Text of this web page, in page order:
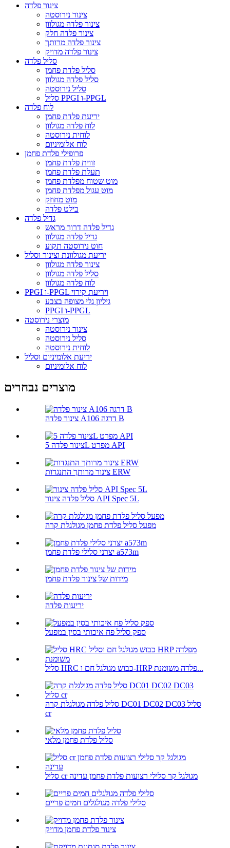
צינור פלדה
צינור נירוסטה
צינור פלדה מגולוון
צינור פלדה חלק
צינור פלדה מרותך
צינור פלדה מדויק
סליל פלדה
סליל פלדת פחמן
סליל פלדה מגולוון
סליל נירוסטה
סליל PPGI ו-PPGL
לוח פלדה
יריעת פלדת פחמן
לוח פלדה מגולוון
לוחית נירוסטה
לוח אלומיניום
פרופילי פלדת פחמן
זווית פלדת פחמן
תעלת פלדת פחמן
מוט שטוח מפלדת פחמן
מוט עגול מפלדת פחמן
מוט מחוזק
בילט פלדה
גדיל פלדה
גדיל פלדה דרוך מראש
גדיל פלדה מגולוון
חוט נירוסטה תקוע
יריעת מגולוונת וצינור וסליל
צינור פלדה מגולוון
סליל פלדה מגולוון
לוח פלדה מגולוון
PPGI ו-PPGL ויריעת קירוי
גיליון גלי מצופה בצבע
PPGI ו-PPGL
מוצרי נירוסטה
צינור נירוסטה
סליל נירוסטה
לוחית נירוסטה
יריעת אלומיניום וסליל
לוח אלומיניום
מוצרים נבחרים
צינור פלדה A106 דרגה B
צינור פלדה 5L מפרט API
צינור מרותך התנגדות ERW
סליל פלדה צינור API Spec 5L
מפעל סליל פלדת פחמן מגולגלת קרה
יצרני סלילי פלדת פחמן a573m
מידות של צינור פלדת פחמן
יריעות פלדה
ספק סליל פח איכותי בסין במפעל
סליל HRC כבוש מגולגל חם ו-HRP פלדה משומנת...
סליל פלדה מגולגלת קרה DC01 DC02 DC03 סליל
cr
סליל פלדת פחמן מלאי
סליל cr מגולגל קר סלילי רצועות פלדת פחמן עדינה
סלילי פלדה מגולגלים חמים פריים
צינור פלדת פחמן מדויק